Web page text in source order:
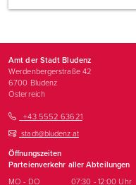
Amt der Stadt Bludenz
Werdenbergerstraße 42
6700 Bludenz
Österreich
+43 5552 63621
stadt@bludenz.at
Öffnungszeiten
Parteienverkehr aller Abteilungen
MO - DO
07:30 - 12:00 Uhr